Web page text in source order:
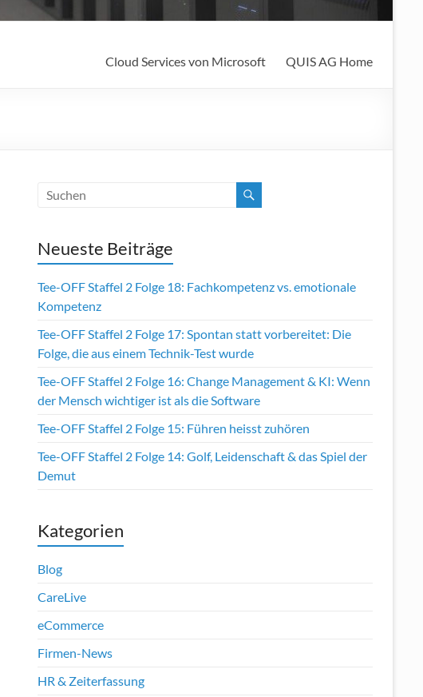
Cloud Services von Microsoft QUIS AG Home
Neueste Beiträge
Tee-OFF Staffel 2 Folge 18: Fachkompetenz vs. emotionale
Kompetenz
Tee-OFF Staffel 2 Folge 17: Spontan statt vorbereitet: Die
Folge, die aus einem Technik-Test wurde
Tee-OFF Staffel 2 Folge 16: Change Management & KI: Wenn
der Mensch wichtiger ist als die Software
Tee-OFF Staffel 2 Folge 15: Führen heisst zuhören
Tee-OFF Staffel 2 Folge 14: Golf, Leidenschaft & das Spiel der
Demut
Kategorien
Blog
CareLive
eCommerce
Firmen-News
HR & Zeiterfassung